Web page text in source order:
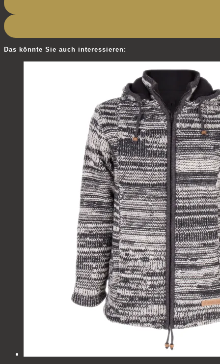
Das könnte Sie auch interessieren: